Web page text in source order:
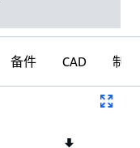
备件 CAD 制图